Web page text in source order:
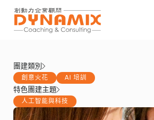
團建類別
創意火花 AI 培訓
特色團建主題
人工智能與科技